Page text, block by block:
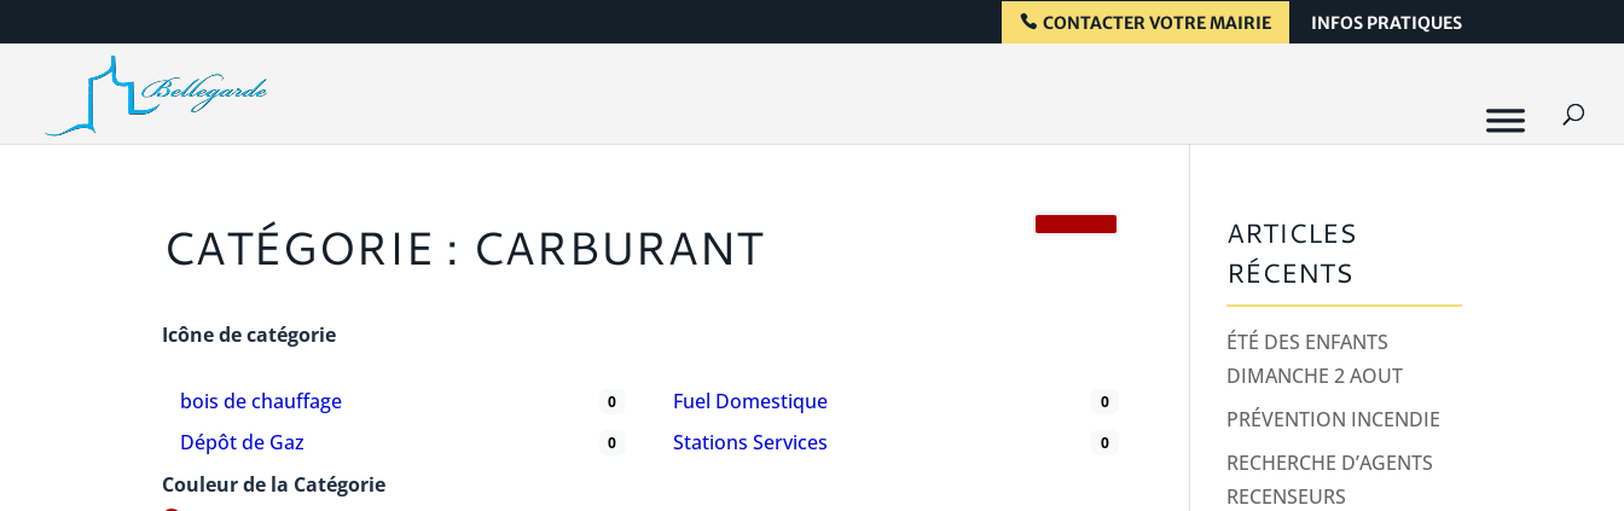
CONTACTER VOTRE MAIRIE INFOS PRATIQUES
CATÉGORIE : CARBURANT
Icône de catégorie
bois de chauffage 0
Dépôt de Gaz 0
Fuel Domestique 0
Stations Services 0
Couleur de la Catégorie
ARTICLES
RÉCENTS
ÉTÉ DES ENFANTS
DIMANCHE 2 AOUT
PRÉVENTION INCENDIE
RECHERCHE D’AGENTS
RECENSEURS